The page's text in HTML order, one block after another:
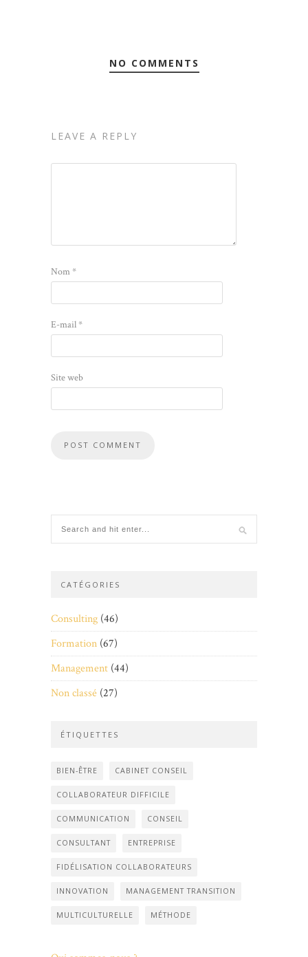
NO COMMENTS
LEAVE A REPLY
Nom*
E-mail*
Site web
CATÉGORIES
Consulting (46)
Formation (67)
Management (44)
Non classé (27)
ÉTIQUETTES
BIEN-ÊTRE CABINET CONSEIL
COLLABORATEUR DIFFICILE
COMMUNICATION CONSEIL
CONSULTANT ENTREPRISE
FIDÉLISATION COLLABORATEURS
INNOVATION MANAGEMENT TRANSITION
MULTICULTURELLE MÉTHODE